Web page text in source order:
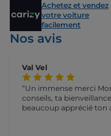
Achetez et vendez
votre voiture
facilement
Nos avis
Val Vel
Un immense merci
conseils, ta
beaucoup apprécié